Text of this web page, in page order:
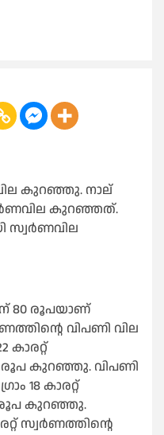
കുറഞ്ഞു. നാല്
കുറഞ്ഞത്.
സ്വർണവില
80 രൂപയാണ്
വിപണി വില
കാരറ്റ്
രൂപ കുറഞ്ഞു. വിപണി
18 കാരറ്റ്
രൂപ കുറഞ്ഞു.
സ്വർണത്തിന്റെ